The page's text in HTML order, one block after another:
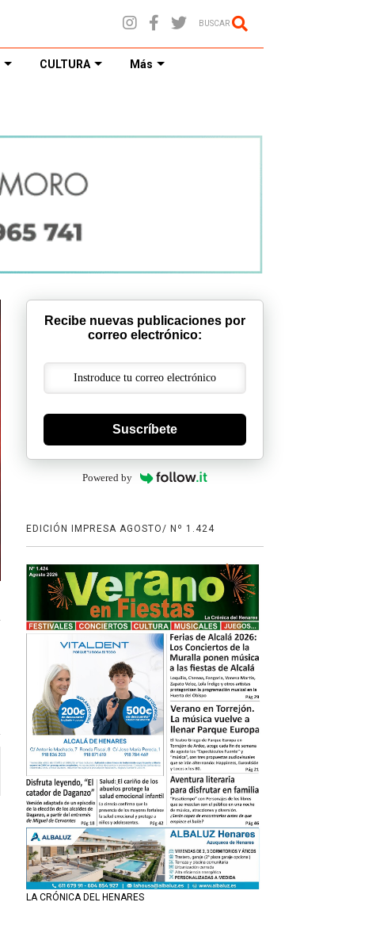
BUSCAR
CULTURA Más
Recibe nuevas publicaciones por
correo electrónico:
Suscríbete
Powered by
EDICIÓN IMPRESA AGOSTO/ Nº 1.424
LA CRÓNICA DEL HENARES